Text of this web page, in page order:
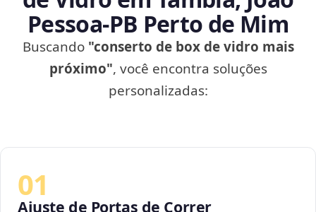
Pessoa‑PB Perto de Mim
Buscando "conserto de box de vidro mais
próximo", você encontra soluções
personalizadas:
01
Ajuste de Portas de Correr